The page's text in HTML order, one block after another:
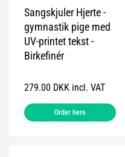
Sangskjuler Hjerte -
gymnastik pige med
UV-printet tekst -
Birkefinér
279.00 DKK incl. VAT
Order here